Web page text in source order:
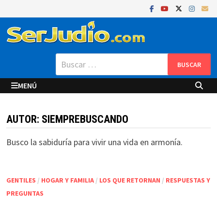
al
contenido
Buscar:
MENÚ
AUTOR: SIEMPREBUSCANDO
Busco la sabiduría para vivir una vida en armonía.
GENTILES / HOGAR Y FAMILIA/ LOS QUE RETORNAN / RESPUESTAS Y
PREGUNTAS